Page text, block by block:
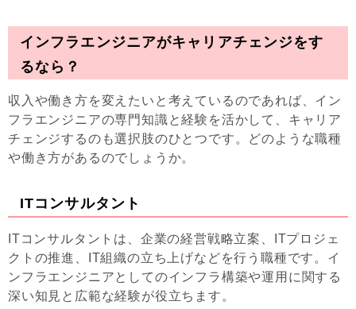
インフラエンジニアがキャリアチェンジをす
るなら？
収入や働き方を変えたいと考えているのであれば、イン
フラエンジニアの専門知識と経験を活かして、キャリア
チェンジするのも選択肢のひとつです。どのような職種
や働き方があるのでしょうか。
ITコンサルタント
ITコンサルタントは、企業の経営戦略立案、ITプロジェ
クトの推進、IT組織の立ち上げなどを行う職種です。イ
ンフラエンジニアとしてのインフラ構築や運用に関する
深い知見と広範な経験が役立ちます。